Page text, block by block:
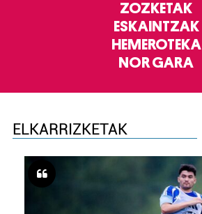
ZOZKETAK
ESKAINTZAK
HEMEROTEKA
NOR GARA
ELKARRIZKETAK